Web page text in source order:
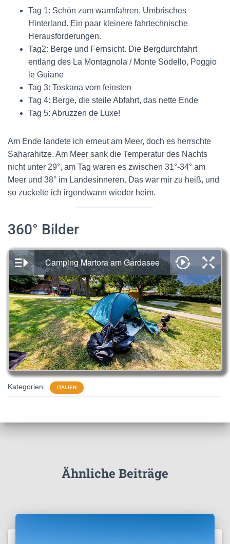
Tag 1: Schön zum warmfahren. Umbrisches
Hinterland. Ein paar kleinere fahrtechnische
Herausforderungen.
Tag2: Berge und Fernsicht. Die Bergdurchfahrt
entlang des La Montagnola / Monte Sodello, Poggio
le Guiane
Tag 3: Toskana vom feinsten
Tag 4: Berge, die steile Abfahrt, das nette Ende
Tag 5: Abruzzen de Luxe!
Am Ende landete ich erneut am Meer, doch es herrschte
Saharahitze. Am Meer sank die Temperatur des Nachts
nicht unter 29°, am Tag waren es zwischen 31°-34° am
Meer und 38° im Landesinneren. Das war mir zu heiß, und
so zuckelte ich irgendwann wieder heim.
360° Bilder
Kategorien: ITALIEN
Ähnliche Beiträge